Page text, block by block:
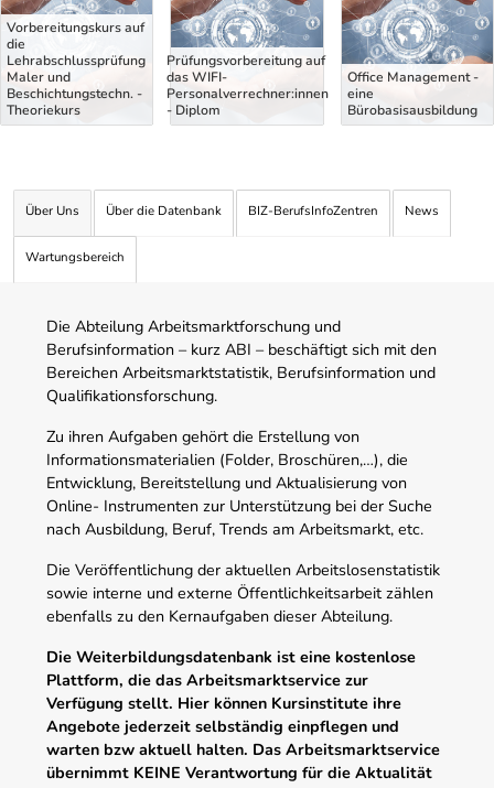
Vorbereitungskurs auf
die
Lehrabschlussprüfung
Maler und
Beschichtungstechn. -
Theoriekurs
Prüfungsvorbereitung auf
das WIFI-
Personalverrechner:innen
- Diplom
Office Management -
eine
Bürobasisausbildung
Über Uns Über die Datenbank BIZ-BerufsInfoZentren News
Wartungsbereich
Die Abteilung Arbeitsmarktforschung und
Berufsinformation – kurz ABI – beschäftigt sich mit den
Bereichen Arbeitsmarktstatistik, Berufsinformation und
Qualifikationsforschung.
Zu ihren Aufgaben gehört die Erstellung von
Informationsmaterialien (Folder, Broschüren,…), die
Entwicklung, Bereitstellung und Aktualisierung von
Online- Instrumenten zur Unterstützung bei der Suche
nach Ausbildung, Beruf, Trends am Arbeitsmarkt, etc.
Die Veröffentlichung der aktuellen Arbeitslosenstatistik
sowie interne und externe Öffentlichkeitsarbeit zählen
ebenfalls zu den Kernaufgaben dieser Abteilung.
Die Weiterbildungsdatenbank ist eine kostenlose
Plattform, die das Arbeitsmarktservice zur
Verfügung stellt. Hier können Kursinstitute ihre
Angebote jederzeit selbständig einpflegen und
warten bzw aktuell halten. Das Arbeitsmarktservice
übernimmt KEINE Verantwortung für die Aktualität